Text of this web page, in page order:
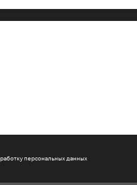
персональных данных